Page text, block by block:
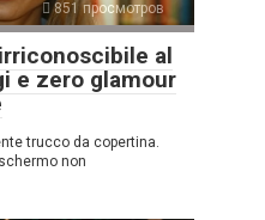
851 просмотров
al
e zero glamour
trucco da copertina.
non